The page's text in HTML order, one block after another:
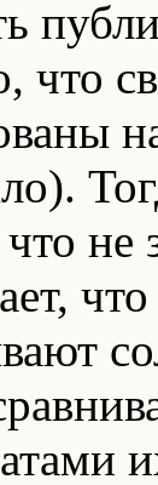
что
не